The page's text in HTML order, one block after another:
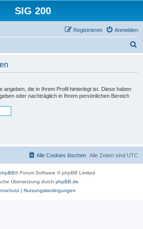
SIG 200
Anmelden
Registrieren
angeben, die in Ihrem Profil hinterlegt ist. Diese haben
oder nachträglich in Ihrem persönlichen Bereich
Alle Zeiten sind UTC
Alle Cookies löschen
® Forum Software © phpBB Limited
Übersetzung durch phpBB.de
| Nutzungsbedingungen